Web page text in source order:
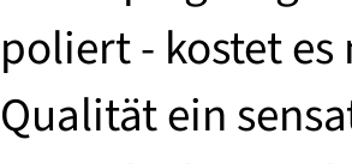
poliert - kostet es
Qualität ein